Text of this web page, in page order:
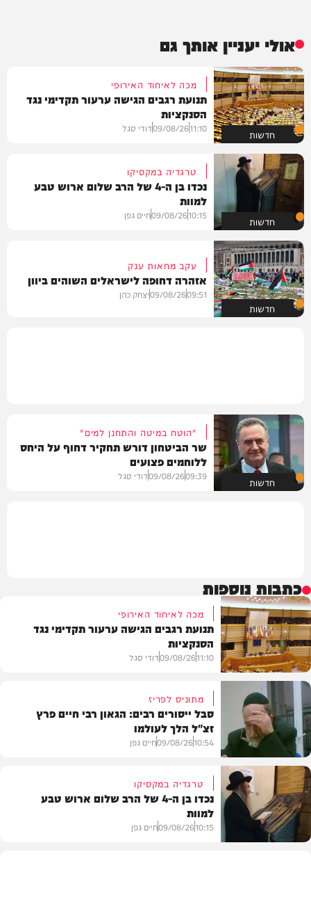
אולי יעניין אותך גם
חדשות
מכה לאיחוד האירופי
תנועת רגבים הגישה ערעור תקדימי נגד
הסנקציות
11:10
09/08/26דודי סגל
חדשות
טרגדיה במקסיקו
נכדו בן ה-4 של הרב שלום ארוש טבע
למוות
10:15
09/08/26חיים גפן
חדשות
עקב מחאות ענק
אזהרה דחופה לישראלים השוהים ביוון
09:51
09/08/26יצחק כהן
חדשות
"הוטח במיטה והתחנן למים"
שר הביטחון דורש תחקיר דחוף על היחס
ללוחמים פצועים
09:39
09/08/26דודי סגל
כתבות נוספות
חדשות
מכה לאיחוד האירופי
תנועת רגבים הגישה ערעור תקדימי נגד
הסנקציות
11:10
09/08/26דודי סגל
חרדים
מתוניס לפריז
סבל ייסורים רבים: הגאון רבי חיים פרץ
זצ"ל הלך לעולמו
10:54
09/08/26חיים גפן
טרגדיה במקסיקו
נכדו בן ה-4 של הרב שלום ארוש טבע
למוות
10:15
09/08/26חיים גפן